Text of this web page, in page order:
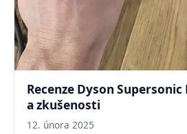
Recenze Dyson
a zkušenosti
12. února 2025